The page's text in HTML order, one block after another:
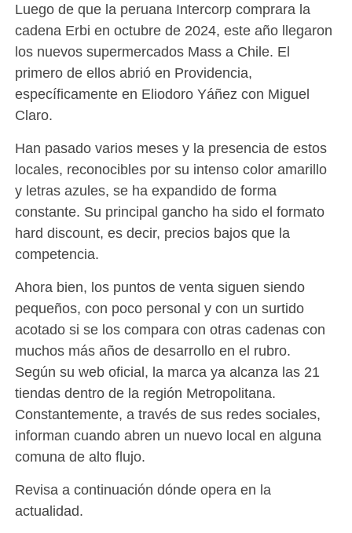
Luego de que la peruana Intercorp comprara la
cadena Erbi en octubre de 2024, este año llegaron
los nuevos supermercados Mass a Chile. El
primero de ellos abrió en Providencia,
específicamente en Eliodoro Yáñez con Miguel
Claro.
Han pasado varios meses y la presencia de estos
locales, reconocibles por su intenso color amarillo
y letras azules, se ha expandido de forma
constante. Su principal gancho ha sido el formato
hard discount, es decir, precios bajos que la
competencia.
Ahora bien, los puntos de venta siguen siendo
pequeños, con poco personal y con un surtido
acotado si se los compara con otras cadenas con
muchos más años de desarrollo en el rubro.
Según su web oficial, la marca ya alcanza las 21
tiendas dentro de la región Metropolitana.
Constantemente, a través de sus redes sociales,
informan cuando abren un nuevo local en alguna
comuna de alto flujo.
Revisa a continuación dónde opera en la
actualidad.